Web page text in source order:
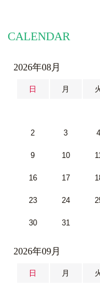
CALENDAR
2026年08月
日 月
2 3 4
9 10
16 17
23 24
30 31
2026年09月
日 月